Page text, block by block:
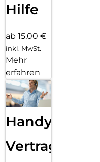
Hilfe
ab 15,00 €
inkl. MwSt.
Mehr
erfahren
Handy